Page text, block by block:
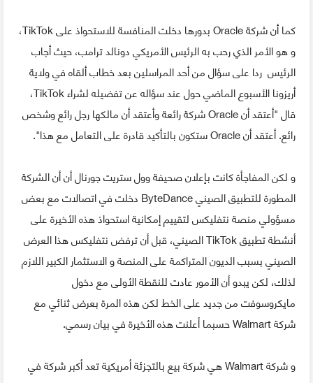
كما أن شركة Oracle بدورها دخلت المنافسة للاستحواذ على TikTok،
و هو الأمر الذي رحب به الرئيس الأمريكي دونالد ترامب، حيث أجاب
الرئيس ردا على سؤال من أحد المراسلين بعد خطاب ألقاه في ولاية
أريزونا الأسبوع الماضي حول عند سؤاله عن تفضيله لشراء TikTok،
قال "أعتقد أن Oracle شركة رائعة وأعتقد أن مالكها رجل رائع وشخص
رائع. أعتقد أن Oracle ستكون بالتأكيد قادرة على التعامل مع هذا".
و لكن المفاجأة كانت بإعلان صحيفة وول ستريت جورنال أن أن الشركة
المطورة للتطبيق الصيني ByteDance دخلت في اتصالات مع بعض
مسؤولي منصة نتفليكس لتقييم إمكانية استحواذ هذه الأخيرة على
أنشطة تطبيق TikTok الصيني، قبل أن ترفض نتفليكس هذا العرض
الصيني بسبب الديون المتراكمة على المنصة و الاستثمار الكبير اللازم
لذلك، لكن يبدو أن الأمور عادت للنقطة الأولى مع دخول
مايكروسوفت من جديد على الخط لكن هذه المرة بعرض ثنائي مع
شركة Walmart حسبما أعلنت هذه الأخيرة في بيان رسمي.
و شركة Walmart هي شركة بيع بالتجزئة أمريكية تعد أكبر شركة في